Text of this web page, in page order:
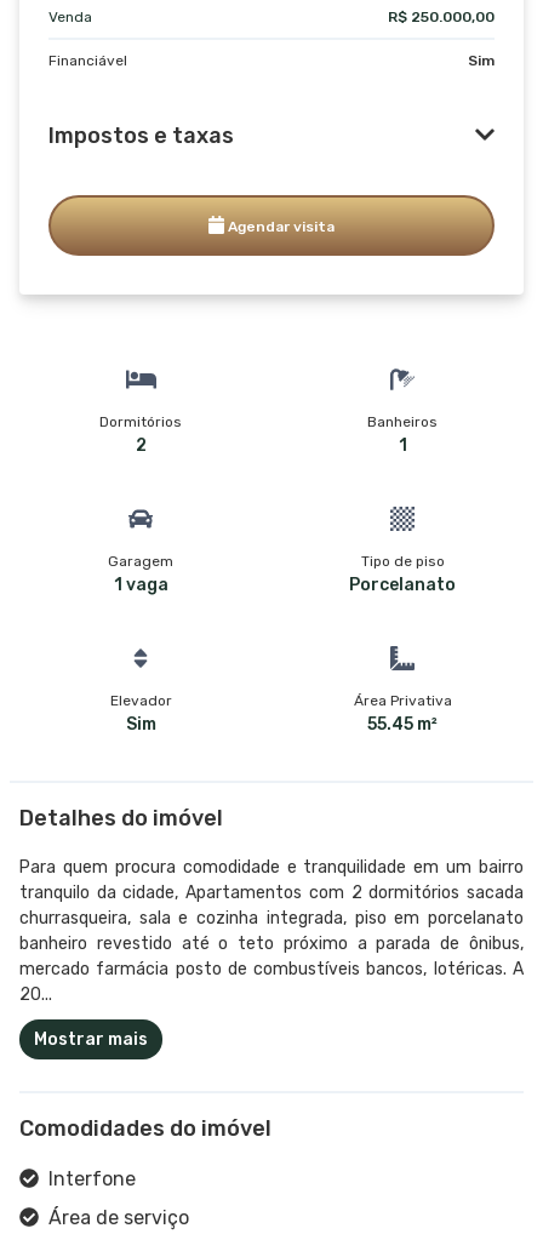
Venda R$ 250.000,00
Financiável Sim
Impostos e taxas
Agendar visita
Dormitórios
2
Banheiros
1
Garagem
1 vaga
Tipo de piso
Porcelanato
Elevador
Sim
Área Privativa
55.45 m²
Detalhes do imóvel
Para quem procura comodidade e tranquilidade em um bairro
tranquilo da cidade, Apartamentos com 2 dormitórios sacada
churrasqueira, sala e cozinha integrada, piso em porcelanato
banheiro revestido até o teto próximo a parada de ônibus,
mercado farmácia posto de combustíveis bancos, lotéricas. A
20...
Mostrar mais
Comodidades do imóvel
Interfone
Área de serviço